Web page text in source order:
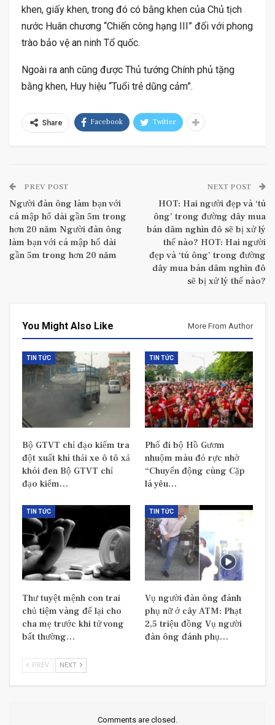
khen, giấy khen, trong đó có bằng khen của Chủ tịch
nước Huân chương “Chiến công hạng III” đối với phong
trào bảo vệ an ninh Tổ quốc.
Ngoài ra anh cũng được Thủ tướng Chính phủ tặng
bằng khen, Huy hiệu “Tuổi trẻ dũng cảm”.
Share Facebook Twitter
PREV POST
Người đàn ông làm bạn với
cá mập hổ dài gần 5m trong
hơn 20 năm Người đàn ông
làm bạn với cá mập hổ dài
gần 5m trong hơn 20 năm
NEXT POST
HOT: Hai người đẹp và ‘tú
ông’ trong đường dây mua
bán dâm nghìn đô sẽ bị xử lý
thế nào? HOT: Hai người
đẹp và ‘tú ông’ trong đường
dây mua bán dâm nghìn đô
sẽ bị xử lý thế nào?
You Might Also Like More From Author
TIN TỨC
Bộ GTVT chỉ đạo kiểm tra
đột xuất khí thải xe ô tô xả
khói đen Bộ GTVT chỉ
đạo kiểm…
TIN TỨC
Phố đi bộ Hồ Gươm
nhuộm màu đỏ rực nhờ
“Chuyển động cùng Cặp
lá yêu…
TIN TỨC
Thư tuyệt mệnh con trai
chủ tiệm vàng để lại cho
cha mẹ trước khi tử vong
bất thường…
TIN TỨC
Vụ người đàn ông đánh
phụ nữ ở cây ATM: Phạt
2,5 triệu đồng Vụ người
đàn ông đánh phụ…
PREV NEXT
Comments are closed.